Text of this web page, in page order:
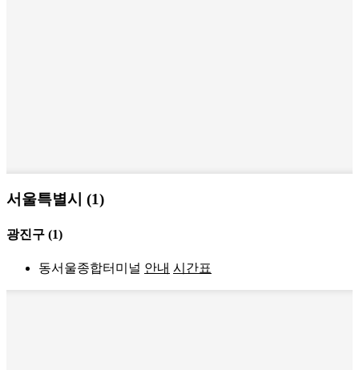
서울특별시 (1)
광진구 (1)
동서울종합터미널 안내 시간표